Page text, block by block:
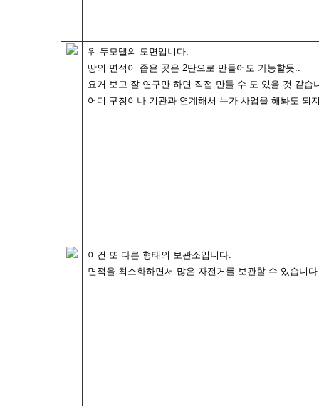
위 두모델의 도면입니다.
땅의 면적이 좁은 곳은 2단으로 만들어도 가능할듯..
요거 보고 잘 연구만 하면 직접 만들 수 도 있을 것 같습
어디 구청이나 기관과 연계해서 누가 사업을 해봐도 되
이건 또 다른 형태의 보관소입니다.
면적을 최소화하면서 많은 자전거를 보관할 수 있습니다